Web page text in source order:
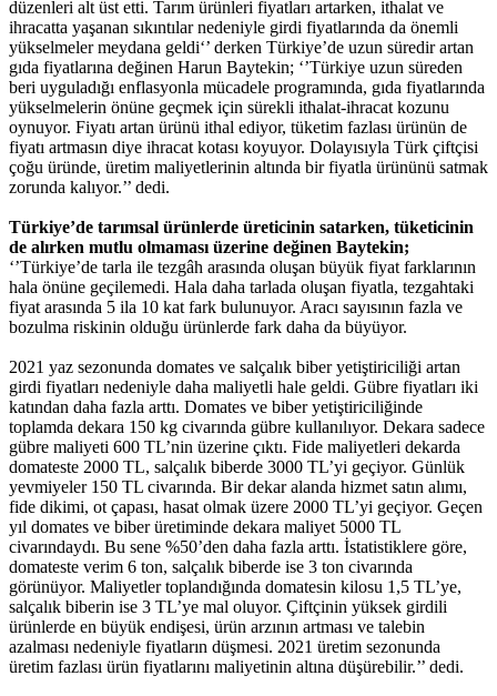
düzenleri alt üst etti. Tarım ürünleri fiyatları artarken, ithalat ve
ihracatta yaşanan sıkıntılar nedeniyle girdi fiyatlarında da önemli
yükselmeler meydana geldi‘’ derken Türkiye’de uzun süredir artan
gıda fiyatlarına değinen Harun Baytekin; ‘’Türkiye uzun süreden
beri uyguladığı enflasyonla mücadele programında, gıda fiyatlarında
yükselmelerin önüne geçmek için sürekli ithalat-ihracat kozunu
oynuyor. Fiyatı artan ürünü ithal ediyor, tüketim fazlası ürünün de
fiyatı artmasın diye ihracat kotası koyuyor. Dolayısıyla Türk çiftçisi
çoğu üründe, üretim maliyetlerinin altında bir fiyatla ürününü satmak
zorunda kalıyor.’’ dedi.
Türkiye’de tarımsal ürünlerde üreticinin satarken, tüketicinin
de alırken mutlu olmaması üzerine değinen Baytekin;
‘’Türkiye’de tarla ile tezgâh arasında oluşan büyük fiyat farklarının
hala önüne geçilemedi. Hala daha tarlada oluşan fiyatla, tezgahtaki
fiyat arasında 5 ila 10 kat fark bulunuyor. Aracı sayısının fazla ve
bozulma riskinin olduğu ürünlerde fark daha da büyüyor.
2021 yaz sezonunda domates ve salçalık biber yetiştiriciliği artan
girdi fiyatları nedeniyle daha maliyetli hale geldi. Gübre fiyatları iki
katından daha fazla arttı. Domates ve biber yetiştiriciliğinde
toplamda dekara 150 kg civarında gübre kullanılıyor. Dekara sadece
gübre maliyeti 600 TL’nin üzerine çıktı. Fide maliyetleri dekarda
domateste 2000 TL, salçalık biberde 3000 TL’yi geçiyor. Günlük
yevmiyeler 150 TL civarında. Bir dekar alanda hizmet satın alımı,
fide dikimi, ot çapası, hasat olmak üzere 2000 TL’yi geçiyor. Geçen
yıl domates ve biber üretiminde dekara maliyet 5000 TL
civarındaydı. Bu sene %50’den daha fazla arttı. İstatistiklere göre,
domateste verim 6 ton, salçalık biberde ise 3 ton civarında
görünüyor. Maliyetler toplandığında domatesin kilosu 1,5 TL’ye,
salçalık biberin ise 3 TL’ye mal oluyor. Çiftçinin yüksek girdili
ürünlerde en büyük endişesi, ürün arzının artması ve talebin
azalması nedeniyle fiyatların düşmesi. 2021 üretim sezonunda
üretim fazlası ürün fiyatlarını maliyetinin altına düşürebilir.’’ dedi.